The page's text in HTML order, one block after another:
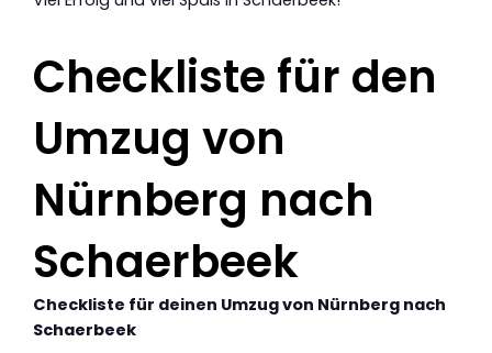
Checkliste für den
Umzug von
Nürnberg nach
Schaerbeek
Checkliste für deinen Umzug von Nürnberg nach
Schaerbeek